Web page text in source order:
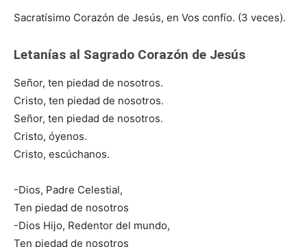
Sacratísimo Corazón de Jesús, en Vos confío. (3 veces).
Letanías al Sagrado Corazón de Jesús
Señor, ten piedad de nosotros.
Cristo, ten piedad de nosotros.
Señor, ten piedad de nosotros.
Cristo, óyenos.
Cristo, escúchanos.
-Dios, Padre Celestial,
Ten piedad de nosotros
-Dios Hijo, Redentor del mundo,
Ten piedad de nosotros